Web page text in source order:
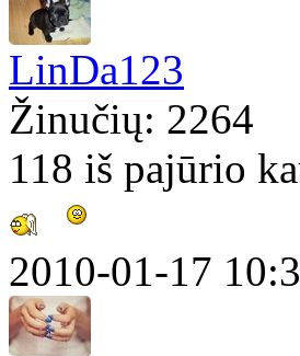
LinDa123
Žinučių: 2264
118 iš pajūrio
2010-01-17